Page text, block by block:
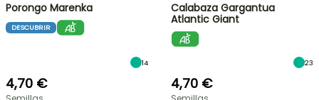
Porongo Marenka
DESCUBRIR
14
4,70 €
Calabaza Gargantua
Atlantic Giant
23
4,70 €